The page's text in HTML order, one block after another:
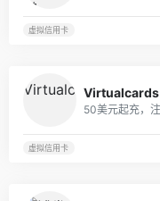
虚拟信用卡
Virtualcards
虚拟信用卡